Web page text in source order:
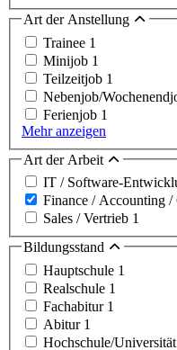
Art der Anstellung
Trainee 1
Minijob 1
Teilzeitjob 1
Nebenjob/
Ferienjob 1
Mehr anzeigen
Art der Arbeit
IT / Software-
Finance / Accounting
Sales / Vertrieb 1
Bildungsstand
Hauptschule 1
Realschule 1
Fachabitur 1
Abitur 1
Hochschule/Universität